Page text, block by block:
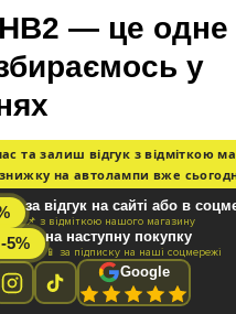
— це одне
у
та залиш відгук з відміткою
на автолампи вже
за відгук на сайті або в
📌 з відміткою нашого магазину
5% на наступну покупку
📱 за підписку на наші соцмережі
Google